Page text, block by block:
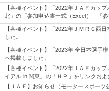
【各種イベント】「2022年ＪＡＦカッ
北」の「参加申込書一式（Excel）」「
【各種イベント】「2022年ＪＭＲＣ西
した。
【各種イベント】「2023年 全日本選手
へ掲載しました。
【各種イベント】「2022年ＪＡＦカッ
イアル in 関東」の「ＨＰ」をリンクお
【ＪＡＦ】お知らせ（モータースポー